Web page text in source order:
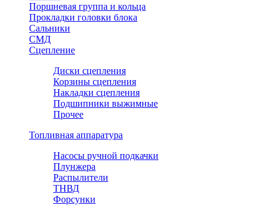
Поршневая группа и кольца
Прокладки головки блока
Сальники
СМД
Сцепление
Диски сцепления
Корзины сцепления
Накладки сцепления
Подшипники выжимные
Прочее
Топливная аппаратура
Насосы ручной подкачки
Плунжера
Распылители
ТНВД
Форсунки